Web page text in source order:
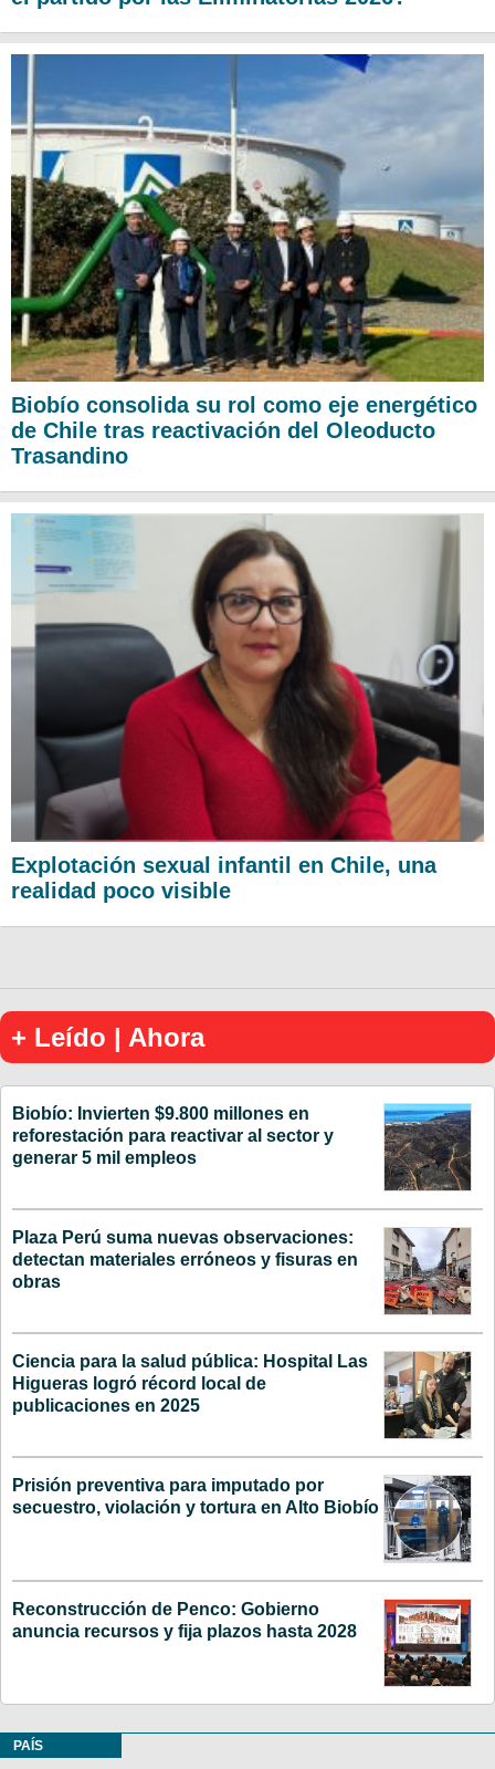
Biobío consolida su rol como eje energético
de Chile tras reactivación del Oleoducto
Trasandino
Explotación sexual infantil en Chile, una
realidad poco visible
+ Leído | Ahora
Biobío: Invierten $9.800 millones en
reforestación para reactivar al sector y
generar 5 mil empleos
Plaza Perú suma nuevas observaciones:
detectan materiales erróneos y fisuras en
obras
Ciencia para la salud pública: Hospital Las
Higueras logró récord local de
publicaciones en 2025
Prisión preventiva para imputado por
secuestro, violación y tortura en Alto Biobío
Reconstrucción de Penco: Gobierno
anuncia recursos y fija plazos hasta 2028
PAÍS